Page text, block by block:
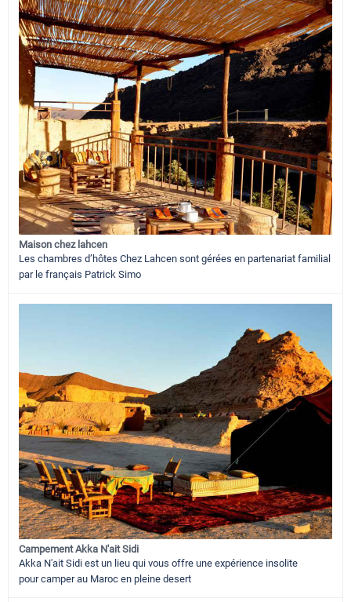
Maison chez lahcen
Les chambres d’hôtes Chez Lahcen sont gérées en partenariat familial
par le français Patrick Simo
Campement Akka N'ait Sidi
Akka N'ait Sidi est un lieu qui vous offre une expérience insolite
pour camper au Maroc en pleine desert